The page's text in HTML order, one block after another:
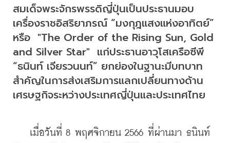
สมเด็จพระจักรพรรดิญี่ปุ่นเป็นประธานมอบ
เครื่องราชอิสริยาภรณ์ “มงกุฎแสงแห่งอาทิตย์”
หรือ  "The Order of the Rising Sun, Gold
and Silver Star"  แก่ประธานอาวุโสเครือซีพี
“ธนินท์ เจียรวนนท์” ยกย่องในฐานะมีบทบาท
สำคัญในการส่งเสริมการแลกเปลี่ยนทางด้าน
เศรษฐกิจระหว่างประเทศญี่ปุ่นและประเทศไทย
เมื่อวันที่ 8 พฤศจิกายน 2566 ที่ผ่านมา ธนินท์